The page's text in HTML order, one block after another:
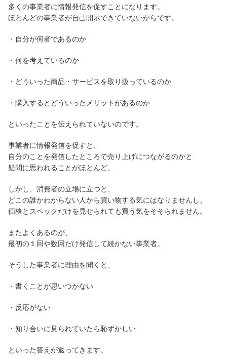
多くの事業者に情報発信を促すことになります。
ほとんどの事業者が自己開示できていないからです。
・自分が何者であるのか
・何を考えているのか
・どういった商品・サービスを取り扱っているのか
・購入するとどういったメリットがあるのか
といったことを伝えられていないのです。
事業者に情報発信を促すと、
自分のことを発信したところで売り上げにつながるのかと
疑問に思われることがほとんど。
しかし、消費者の立場に立つと、
どこの誰かわからない人から買い物する気にはなりませんし、
価格とスペックだけを見せられても買う気をそそられません。
またよくあるのが、
最初の１回や数回だけ発信して続かない事業者。
そうした事業者に理由を聞くと、
・書くことが思いつかない
・反応がない
・知り合いに見られていたら恥ずかしい
といった答えが返ってきます。